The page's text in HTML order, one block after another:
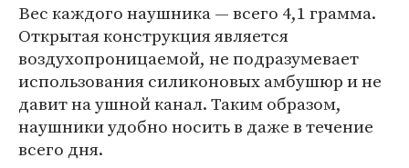
Вес каждого наушника — всего 4,1 грамма.
Открытая конструкция является
воздухопроницаемой, не подразумевает
использования силиконовых амбушюр и не
давит на ушной канал. Таким образом,
наушники удобно носить в даже в течение
всего дня.